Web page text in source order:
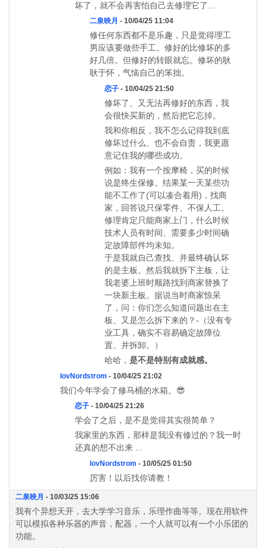
坏了，就不会再害怕自己去修理它了...
二泉映月 - 10/04/25 11:04
修任何东西都不是乐趣，只是觉得理工
男应该要做些手工。修好的比修坏的多
好几倍。但修好的转眼就忘。修坏的耿
耿于怀，气恼自己的笨拙。
恋子 - 10/04/25 21:50
修坏了、又无法再修好的东西，我
会很快买新的，然后把它忘掉。
我和你相反，我不怎么记得我到底
修坏过什么、也不会自责，我更愿
意记住我的哪些成功。
例如：我有一个按摩椅，买的时候
说是终生保修。结果某一天某些功
能不工作了(可以凑合着用)，找商
家，回答说只保零件、不保人工。
修理肯定只能商家上门，什么时候
技术人员有时间、需要多少时间确
定故障部件均未知。
于是我就自己查找、并最终确认坏
的是主板。然后我就拆下主板，让
我老婆上班时顺路找到商家替换了
一块新主板。据说当时商家惊呆
了，问：你们怎么知道问题出在主
板、又是怎么拆下来的？-（没有专
业工具，确实不容易确定故障位
置、并拆卸。）
哈哈， 是不是特别有成就感。
lovNordstrom - 10/04/25 21:02
我们今年学会了修马桶的水箱。😎
恋子 - 10/04/25 21:26
学会了之后，是不是觉得其实很简单？
我家里的东西，那样是我没有修过的？我一时
还真的想不出来 ...
lovNordstrom - 10/05/25 01:50
厉害！以后找你请教！
二泉映月 - 10/03/25 15:06
我有个异想天开，去大学学习音乐，乐理作曲等等。现在用软件
可以模拟各种乐器的声音，配器，一个人就可以有一个小乐团的
功能。